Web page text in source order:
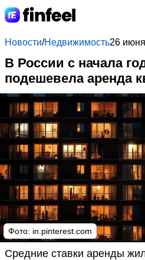
Новости/Недвижимость26
В России с начала
подешевела аренда
Фото: in.pinterest.com
Средние ставки аренды